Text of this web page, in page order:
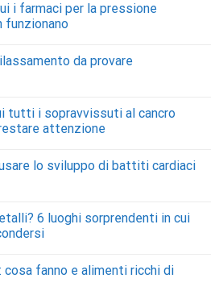
i farmaci per la pressione
funzionano
da provare
tutti i sopravvissuti al cancro
attenzione
lo sviluppo di battiti cardiaci
6 luoghi sorprendenti in cui
fanno e alimenti ricchi di